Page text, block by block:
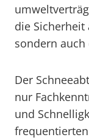
die Sicherheit
sondern
Der
nur
und